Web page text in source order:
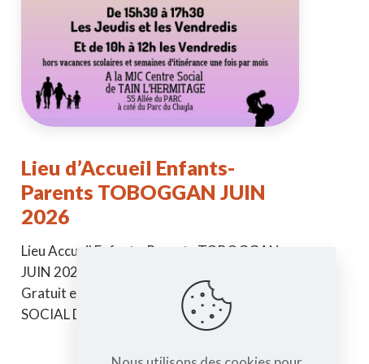
Lieu d’Accueil Enfants-
Parents TOBOGGAN JUIN
2026
Lieu Accueil Enfants-Parents TOBOGGAN
JUIN 2026 -> De la naissance à 6 ans ->
Gratuit et sans inscription à la MJC CENTRE
SOCIAL DE TAIN Jeudi